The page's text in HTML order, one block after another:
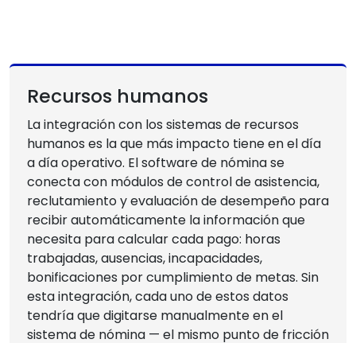
Recursos humanos
La integración con los sistemas de recursos
humanos es la que más impacto tiene en el día
a día operativo. El software de nómina se
conecta con módulos de control de asistencia,
reclutamiento y evaluación de desempeño para
recibir automáticamente la información que
necesita para calcular cada pago: horas
trabajadas, ausencias, incapacidades,
bonificaciones por cumplimiento de metas. Sin
esta integración, cada uno de estos datos
tendría que digitarse manualmente en el
sistema de nómina — el mismo punto de fricción